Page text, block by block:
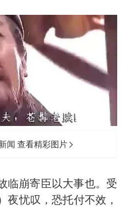
闻 查看精彩图片
临崩寄臣以大事也。受
夜忧叹，恐托付不效，